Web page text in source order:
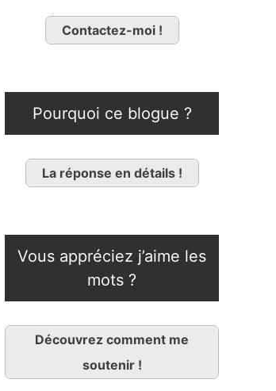
Contactez-moi !
Pourquoi ce blogue ?
La réponse en détails !
Vous appréciez j’aime les
mots ?
Découvrez comment me
soutenir !